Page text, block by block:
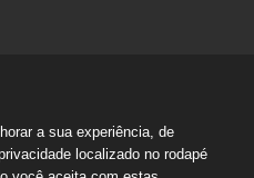
a sua experiência, de
localizado no rodapé